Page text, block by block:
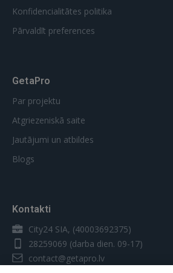
Konfidencialitātes politika
Pārvaldīt preferences
GetaPro
Par projektu
Atgriezeniskā saite
Jautājumi un atbildes
Blogs
Kontakti
City24 SIA, (40003692375)
28259069 (darba dien. 09-17)
contact@getapro.lv